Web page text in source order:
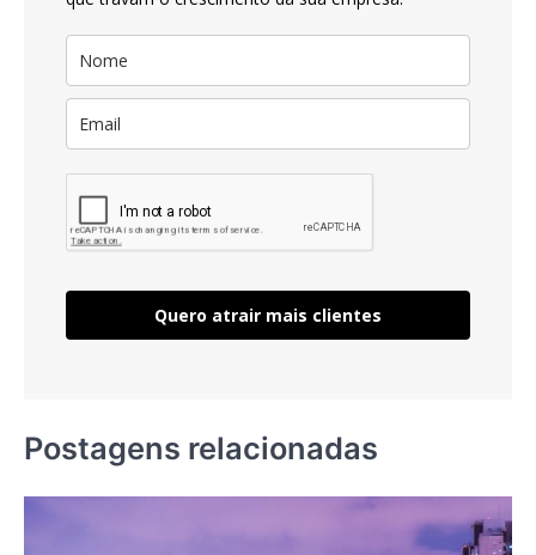
Quero atrair mais clientes
Postagens relacionadas